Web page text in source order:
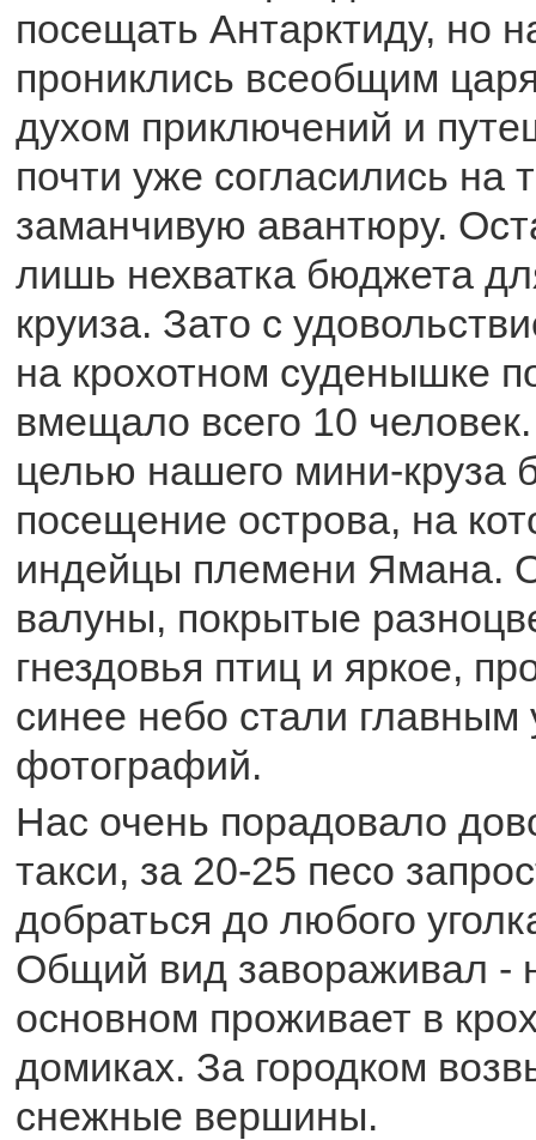
посещать Антарктиду, но
прониклись всеобщим
духом приключений и
почти уже согласились на
заманчивую авантюру.
лишь нехватка бюджета
круиза. Зато с
на крохотном суденышке
вмещало всего 10
целью нашего мини-круза
посещение острова, на
индейцы племени Ямана.
валуны, покрытые
гнездовья птиц и яркое,
синее небо стали
фотографий.
Нас очень порадовало
такси, за 20-25 песо
добраться до любого
Общий вид завораживал -
основном проживает в
домиках. За городком
снежные вершины.